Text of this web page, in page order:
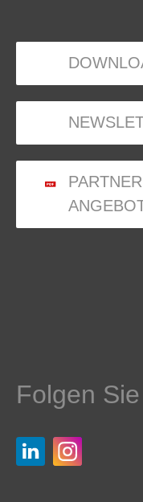
Folgen